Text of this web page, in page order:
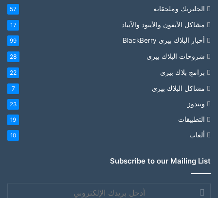
الجلبريك وملحقاته 57
مشاكل الأيفون والأيبود والآيباد 17
أخبار البلاك بيري BlackBerry 99
شروحات البلاك بيري 28
برامج بلاك بيري 22
مشاكل البلاك بيري 7
ويندوز 23
التطبيقات 19
ألعاب 10
Subscribe to our Mailing List